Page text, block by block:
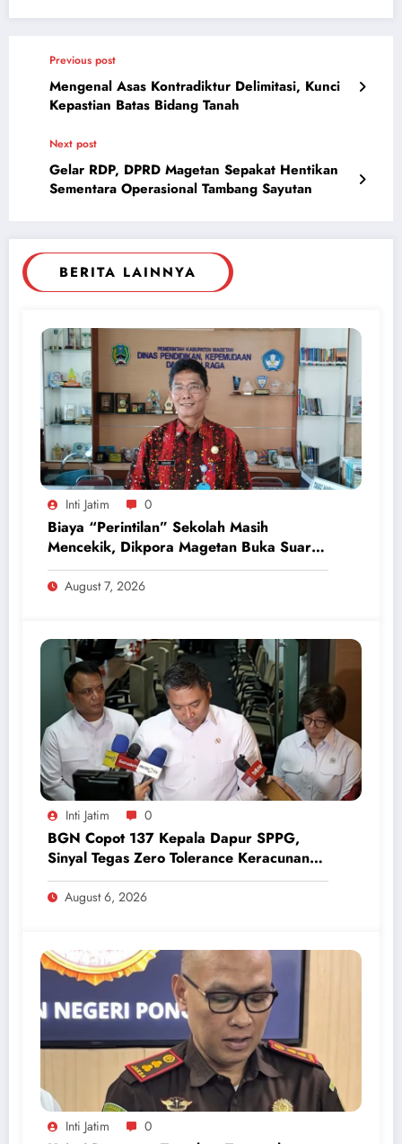
Previous post
Mengenal Asas Kontradiktur Delimitasi, Kunci
Kepastian Batas Bidang Tanah
Next post
Gelar RDP, DPRD Magetan Sepakat Hentikan
Sementara Operasional Tambang Sayutan
BERITA LAINNYA
Inti Jatim 0
Biaya “Perintilan” Sekolah Masih
Mencekik, Dikpora Magetan Buka Suara
Soal Polemik Seragam dan Modul
August 7, 2026
Inti Jatim 0
BGN Copot 137 Kepala Dapur SPPG,
Sinyal Tegas Zero Tolerance Keracunan
Makanan dan Korupsi
August 6, 2026
Inti Jatim 0